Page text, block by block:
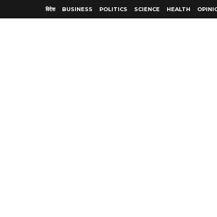
विदेश BUSINESS POLITICS SCIENCE HEALTH